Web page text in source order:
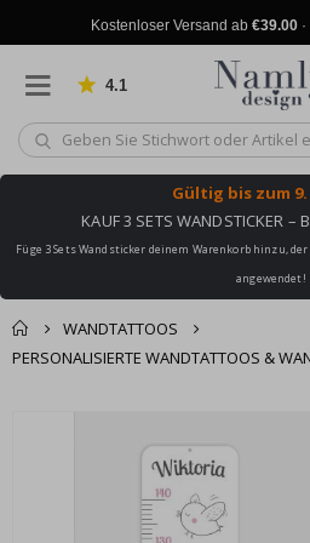
Kostenloser Versand ab €39.00·
4.1 von 1025 Bewertungen
Gültig bis zum
KAUF 3 SETS WANDSTICKER –
Füge 3 Sets Wandsticker deinem Warenkorb hinzu,
angewendet!
WANDTATTOOS
PERSONALISIERTE WANDTATTOOS &
darunter leiden ✔